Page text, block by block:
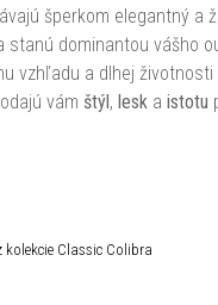
šperkom elegantný a
stanú dominantou vášho
vzhľadu a dlhej
vám štýl, lesk a istotu
Classic Colibra